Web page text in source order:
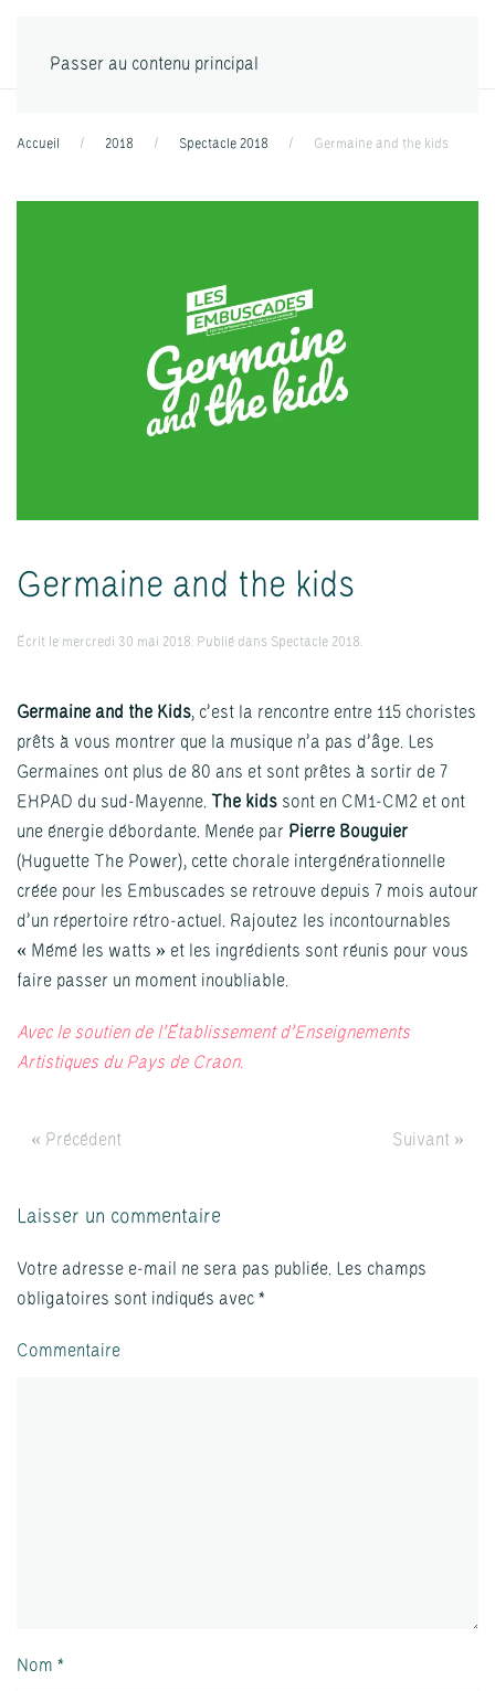
Passer au contenu principal
Accueil 2018 Spectacle 2018 Germaine and the kids
Germaine and the kids
Écrit le mercredi 30 mai 2018. Publié dans Spectacle 2018.
Germaine and the Kids, c’est la rencontre entre 115 choristes
prêts à vous montrer que la musique n’a pas d’âge. Les
Germaines ont plus de 80 ans et sont prêtes à sortir de 7
EHPAD du sud-Mayenne. The kids sont en CM1-CM2 et ont
une énergie débordante. Menée par Pierre Bouguier
(Huguette The Power), cette chorale intergénérationnelle
créée pour les Embuscades se retrouve depuis 7 mois autour
d’un répertoire rétro-actuel. Rajoutez les incontournables
« Mémé les watts » et les ingrédients sont réunis pour vous
faire passer un moment inoubliable.
Avec le soutien de l’Établissement d’Enseignements
Artistiques du Pays de Craon.
« Précédent Suivant »
Laisser un commentaire
Votre adresse e-mail ne sera pas publiée. Les champs
obligatoires sont indiqués avec *
Commentaire
Nom *